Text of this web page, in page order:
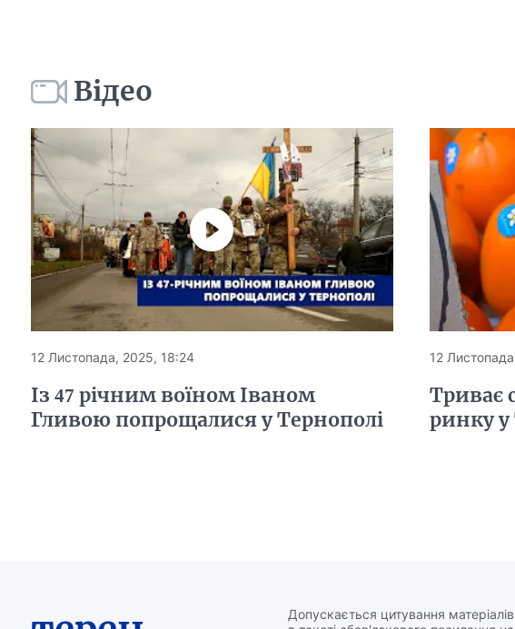
Відео
12 Листопада, 2025, 18:24
Із 47 річним воїном Іваном
Гливою попрощалися у Тернополі
12
Триває
ринку у
Допускається цитування